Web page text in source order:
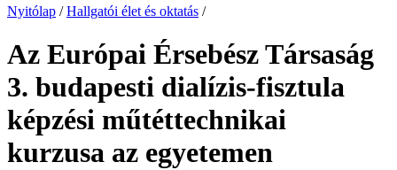
Nyitólap / Hallgatói élet és oktatás /
Az Európai Érsebész Társaság
3. budapesti dialízis-fisztula
képzési műtéttechnikai
kurzusa az egyetemen